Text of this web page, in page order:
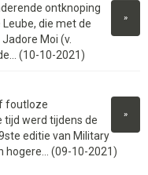
»
ontknoping
die met de
Moi (v.
(10-10-2021)
»
foutloze
tijd werd tijdens de
editie van Military
hogere... (09-10-2021)